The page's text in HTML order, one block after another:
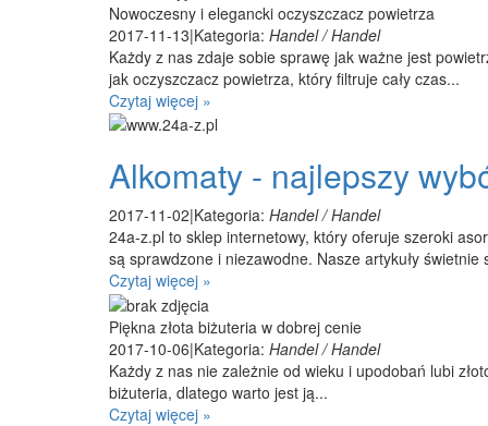
Nowoczesny i elegancki oczyszczacz powietrza
2017-11-13|Kategoria: Handel / Handel
Każdy z nas zdaje sobie sprawę jak ważne jest
jak oczyszczacz powietrza, który filtruje cały czas...
Czytaj więcej »
Alkomaty - najlepszy
2017-11-02|Kategoria: Handel / Handel
24a-z.pl to sklep internetowy, który oferuje szeroki
są sprawdzone i niezawodne. Nasze artykuły
Czytaj więcej »
Piękna złota biżuteria w dobrej cenie
2017-10-06|Kategoria: Handel / Handel
Każdy z nas nie zależnie od wieku i upodobań lubi
biżuteria, dlatego warto jest ją...
Czytaj więcej »